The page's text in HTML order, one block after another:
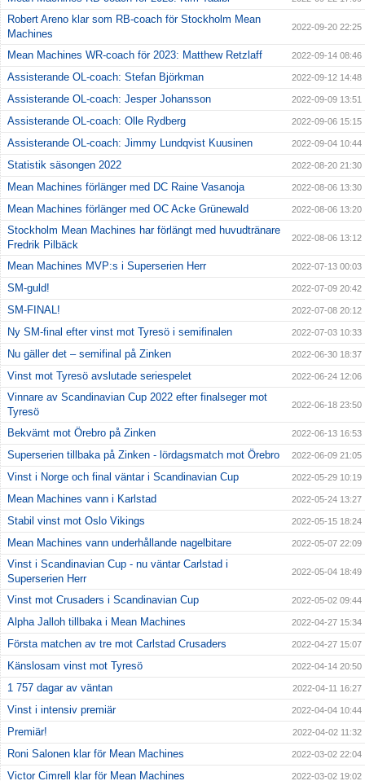
Robert Areno klar som RB-coach för Stockholm Mean
Machines
2022-09-20 22:25
Mean Machines WR-coach för 2023: Matthew Retzlaff 2022-09-14 08:46
Assisterande OL-coach: Stefan Björkman 2022-09-12 14:48
Assisterande OL-coach: Jesper Johansson 2022-09-09 13:51
Assisterande OL-coach: Olle Rydberg 2022-09-06 15:15
Assisterande OL-coach: Jimmy Lundqvist Kuusinen 2022-09-04 10:44
Statistik säsongen 2022 2022-08-20 21:30
Mean Machines förlänger med DC Raine Vasanoja 2022-08-06 13:30
Mean Machines förlänger med OC Acke Grünewald 2022-08-06 13:20
Stockholm Mean Machines har förlängt med huvudtränare
Fredrik Pilbäck
2022-08-06 13:12
Mean Machines MVP:s i Superserien Herr 2022-07-13 00:03
SM-guld! 2022-07-09 20:42
SM-FINAL! 2022-07-08 20:12
Ny SM-final efter vinst mot Tyresö i semifinalen 2022-07-03 10:33
Nu gäller det – semifinal på Zinken 2022-06-30 18:37
Vinst mot Tyresö avslutade seriespelet 2022-06-24 12:06
Vinnare av Scandinavian Cup 2022 efter finalseger mot
Tyresö
2022-06-18 23:50
Bekvämt mot Örebro på Zinken 2022-06-13 16:53
Superserien tillbaka på Zinken - lördagsmatch mot Örebro 2022-06-09 21:05
Vinst i Norge och final väntar i Scandinavian Cup 2022-05-29 10:19
Mean Machines vann i Karlstad 2022-05-24 13:27
Stabil vinst mot Oslo Vikings 2022-05-15 18:24
Mean Machines vann underhållande nagelbitare 2022-05-07 22:09
Vinst i Scandinavian Cup - nu väntar Carlstad i
Superserien Herr
2022-05-04 18:49
Vinst mot Crusaders i Scandinavian Cup 2022-05-02 09:44
Alpha Jalloh tillbaka i Mean Machines 2022-04-27 15:34
Första matchen av tre mot Carlstad Crusaders 2022-04-27 15:07
Känslosam vinst mot Tyresö 2022-04-14 20:50
1 757 dagar av väntan 2022-04-11 16:27
Vinst i intensiv premiär 2022-04-04 10:44
Premiär! 2022-04-02 11:32
Roni Salonen klar för Mean Machines 2022-03-02 22:04
Victor Cimrell klar för Mean Machines 2022-03-02 19:02